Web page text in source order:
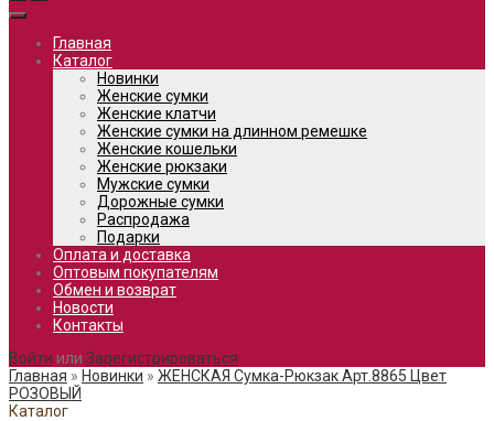
Главная
Каталог
Новинки
Женские сумки
Женские клатчи
Женские сумки на длинном ремешке
Женские кошельки
Женские рюкзаки
Мужские сумки
Дорожные сумки
Распродажа
Подарки
Оплата и доставка
Оптовым покупателям
Обмен и возврат
Новости
Контакты
Войти или Зарегистрироваться
Главная » Новинки » ЖЕНСКАЯ Сумка-Рюкзак Арт.8865 Цвет
РОЗОВЫЙ
Каталог